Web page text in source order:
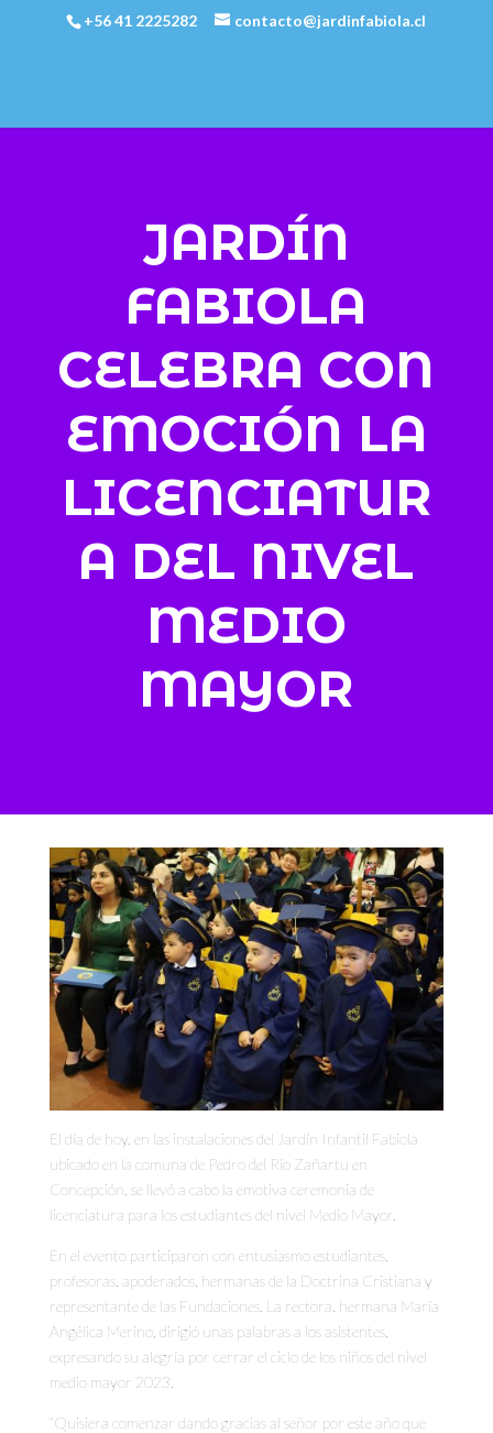
+56 41 2225282 contacto@jardinfabiola.cl
JARDÍN
FABIOLA
CELEBRA CON
EMOCIÓN LA
LICENCIATUR
A DEL NIVEL
MEDIO
MAYOR
El día de hoy, en las instalaciones del Jardín Infantil Fabiola
ubicado en la comuna de Pedro del Río Zañartu en
Concepción, se llevó a cabo la emotiva ceremonia de
licenciatura para los estudiantes del nivel Medio Mayor.
En el evento participaron con entusiasmo estudiantes,
profesoras, apoderados, hermanas de la Doctrina Cristiana y
representante de las Fundaciones. La rectora, hermana María
Angélica Merino, dirigió unas palabras a los asistentes,
expresando su alegría por cerrar el ciclo de los niños del nivel
medio mayor 2023.
“Quisiera comenzar dando gracias al señor por este año que